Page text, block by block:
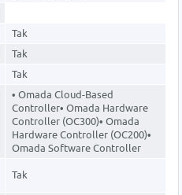
Tak
Tak
Tak
• Omada Cloud-Based
Controller• Omada Hardware
Controller (OC300)• Omada
Hardware Controller (OC200)•
Omada Software Controller
Tak